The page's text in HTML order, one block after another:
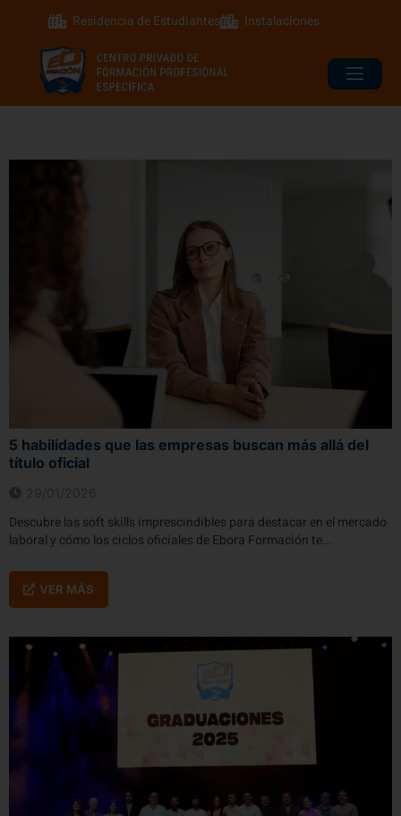
Residencia de Estudiantes Instalaciones
5 habilidades que las empresas buscan más allá del
título oficial
Descubre las soft skills imprescindibles para destacar en el mercado
laboral y cómo los ciclos oficiales de Ebora Formación te...
VER MÁS